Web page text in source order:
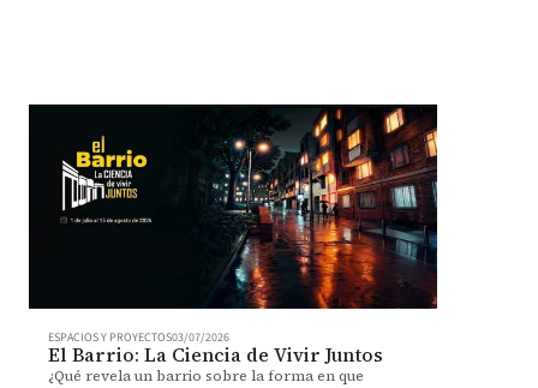
ESPACIOS Y PROYECTOS03/07/2026
El Barrio: La Ciencia de Vivir Juntos
¿Qué revela un barrio sobre la forma en que